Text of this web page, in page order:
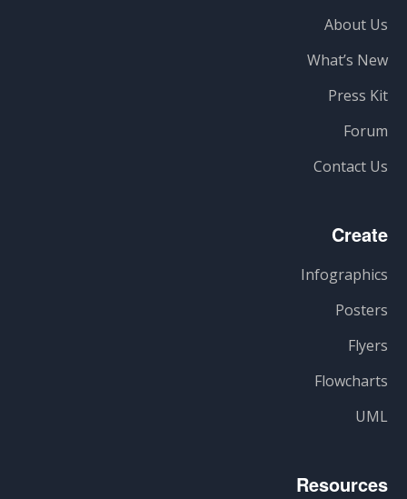
About Us
What’s New
Press Kit
Forum
Contact Us
Create
Infographics
Posters
Flyers
Flowcharts
UML
Resources